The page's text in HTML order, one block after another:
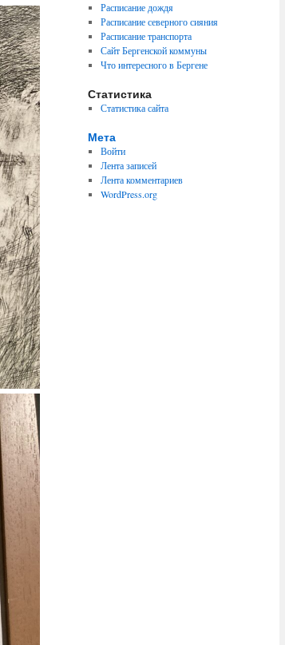
Расписание дождя
Расписание северного сияния
Расписание транспорта
Сайт Бергенской коммуны
Что интересного в Бергене
Статистика
Статистика сайта
Мета
Войти
Лента записей
Лента комментариев
WordPress.org